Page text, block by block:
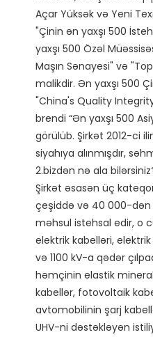
Açar Yüksək və Yeni
"Çinin ən yaxşı 500
yaxşı 500 Özəl
Maşın Sənayesi" və
malikdir. Ən yaxşı 500
"China's Quality
brendi “Ən yaxşı 500
görülüb. Şirkət 2012-ci
siyahıya alınmışdır,
2.bizdən nə ala
Şirkət əsasən üç
çeşiddə və 40 000-dən
məhsul istehsal edir, o
elektrik kabelləri, elektrik
və 1100 kV-a qədər
həmçinin elastik
kabellər, fotovoltaik
avtomobilinin şarj
UHV-ni dəstəkləyən